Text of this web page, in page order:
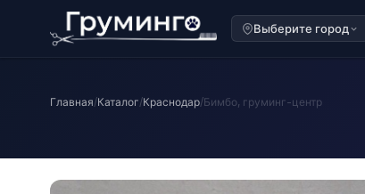
Выберите город
Главная/Каталог/Краснодар/Бимбо, груминг-центр